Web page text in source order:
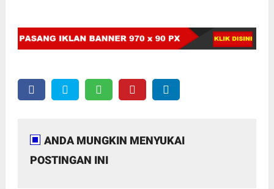
ANDA MUNGKIN MENYUKAI
POSTINGAN INI